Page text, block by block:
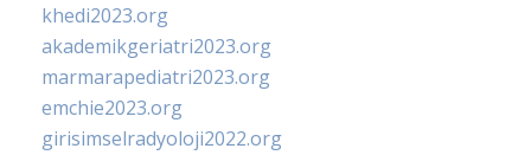
khedi2023.org
akademikgeriatri2023.org
marmarapediatri2023.org
emchie2023.org
girisimselradyoloji2022.org